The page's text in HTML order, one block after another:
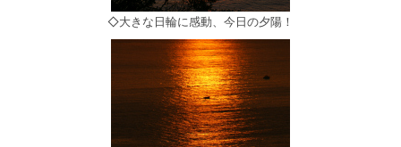
◇大きな日輪に感動、今日の夕陽！